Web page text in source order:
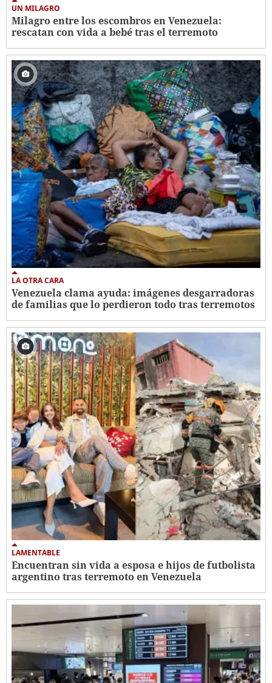
UN MILAGRO
Milagro entre los escombros en Venezuela:
rescatan con vida a bebé tras el terremoto
LA OTRA CARA
Venezuela clama ayuda: imágenes desgarradoras
de familias que lo perdieron todo tras terremotos
LAMENTABLE
Encuentran sin vida a esposa e hijos de futbolista
argentino tras terremoto en Venezuela